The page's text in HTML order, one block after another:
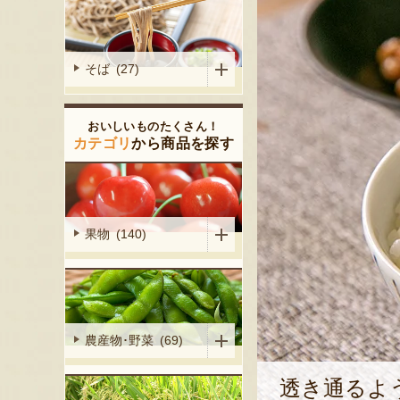
透き通るよ
そば (27)
おいしいものたくさん！
カテゴリから商品を探す
果物 (140)
農産物･野菜 (69)